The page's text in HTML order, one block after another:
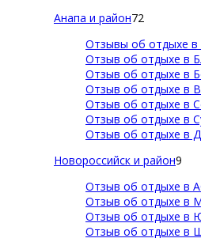
Анапа и район72
Отзывы об отдыхе в
Отзыв об отдыхе в
Отзыв об отдыхе в
Отзыв об отдыхе в
Отзыв об отдыхе в
Отзыв об отдыхе в
Отзыв об отдыхе в
Новороссийск и район9
Отзыв об отдыхе в
Отзыв об отдыхе в
Отзыв об отдыхе в
Отзыв об отдыхе в